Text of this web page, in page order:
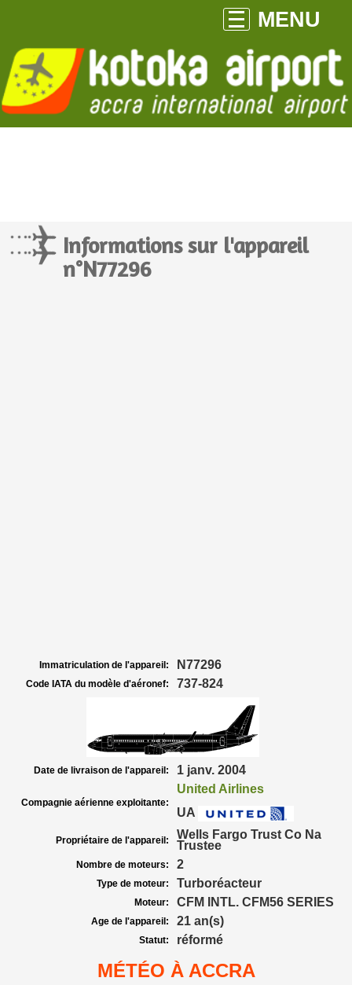
MENU
Informations sur l'appareil
n°N77296
Immatriculation de l'appareil: N77296
Code IATA du modèle d'aéronef: 737-824
Date de livraison de l'appareil: 1 janv. 2004
Compagnie aérienne exploitante:
United Airlines
UA
Propriétaire de l'appareil:
Wells Fargo Trust Co Na
Trustee
Nombre de moteurs: 2
Type de moteur: Turboréacteur
Moteur: CFM INTL. CFM56 SERIES
Age de l'appareil: 21 an(s)
Statut: réformé
MÉTÉO À ACCRA